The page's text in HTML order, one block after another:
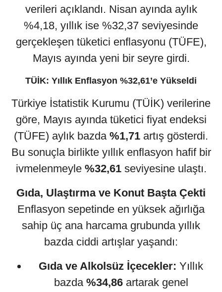
verileri açıklandı. Nisan ayında aylık
%4,18, yıllık ise %32,37 seviyesinde
gerçekleşen tüketici enflasyonu (TÜFE),
Mayıs ayında yeni bir seyre girdi.
TÜİK: Yıllık Enflasyon %32,61’e Yükseldi
Türkiye İstatistik Kurumu (TÜİK) verilerine
göre, Mayıs ayında tüketici fiyat endeksi
(TÜFE) aylık bazda %1,71 artış gösterdi.
Bu sonuçla birlikte yıllık enflasyon hafif bir
ivmelenmeyle %32,61seviyesine ulaştı.
Gıda, Ulaştırma ve Konut Başta Çekti
Enflasyon sepetinde en yüksek ağırlığa
sahip üç ana harcama grubunda yıllık
bazda ciddi artışlar yaşandı:
Gıda ve Alkolsüz İçecekler: Yıllık
bazda %34,86artarak genel